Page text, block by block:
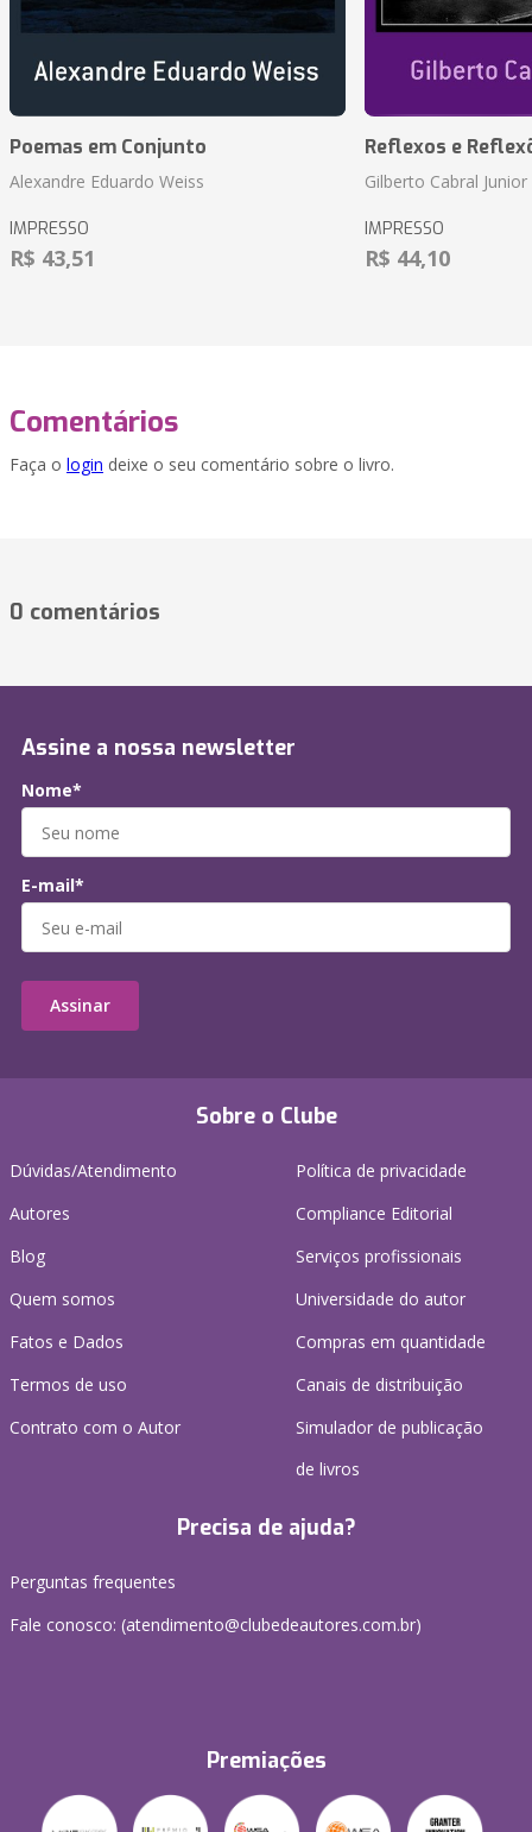
Poemas em Conjunto
Alexandre Eduardo Weiss
IMPRESSO
R$ 43,51
Reflexos e
Gilberto Cabral Junior
IMPRESSO
R$ 44,10
Comentários
Faça o login deixe o seu comentário sobre o livro.
0 comentários
Sobre o Clube
Dúvidas/Atendimento
Autores
Blog
Quem somos
Fatos e Dados
Termos de uso
Contrato com o Autor
Política de privacidade
Compliance Editorial
Serviços profissionais
Universidade do autor
Compras em quantidade
Canais de distribuição
Simulador de publicação
de livros
Precisa de ajuda?
Perguntas frequentes
Fale conosco: (atendimento@clubedeautores.com.br)
Premiações
Assine a nossa newsletter
Nome*
E-mail*
Assinar